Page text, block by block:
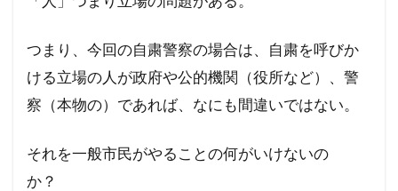
つまり、今回の自粛警察の場合は、自粛を呼びか
ける立場の人が政府や公的機関（役所など）、警
察（本物の）であれば、なにも間違いではない。
それを一般市民がやることの何がいけないの
か？